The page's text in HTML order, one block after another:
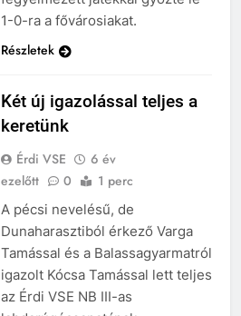
1-0-ra a fővárosiakat.
Részletek
Két új igazolással teljes a
keretünk
Érdi VSE
6 év
ezelőtt
0 1 perc
A pécsi nevelésű, de
Dunaharasztiból érkező Varga
Tamással és a Balassagyarmatról
igazolt Kócsa Tamással lett teljes
az Érdi VSE NB III-as